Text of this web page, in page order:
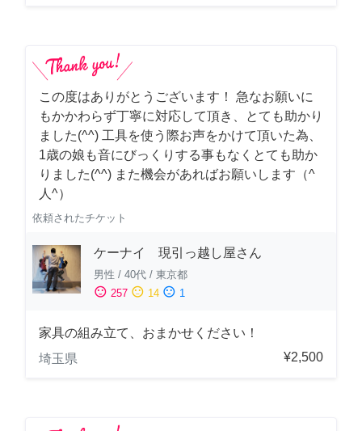
この度はありがとうございます！ 急なお願いに
もかかわらず丁寧に対応して頂き、とても助かり
ました(^^) 工具を使う際お声をかけて頂いた為、
1歳の娘も音にびっくりする事もなくとても助か
りました(^^) また機会があればお願いします（^
人^）
依頼されたチケット
ケーナイ 現引っ越し屋さん
男性 / 40代 / 東京都
sentiment_satisfied 257 sentiment_neutral 14 sentiment_dissatisfied 1
家具の組み立て、おまかせください！
埼玉県
¥2,500